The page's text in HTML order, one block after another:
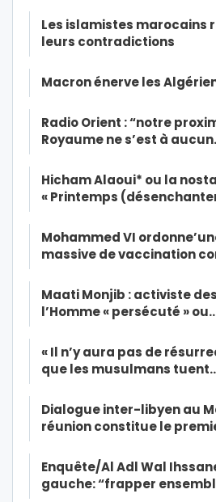
Les islamistes marocains
leurs contradictions
Macron énerve les
Radio Orient : “notre
Royaume ne s’est à
Hicham Alaoui* ou la
« Printemps
Mohammed VI
massive de vaccination
Maati Monjib : activiste
l’Homme « persécuté »
« Il n’y aura pas de
que les musulmans
Dialogue inter-libyen au
réunion constitue le
Enquête/Al Adl Wal
gauche: “frapper